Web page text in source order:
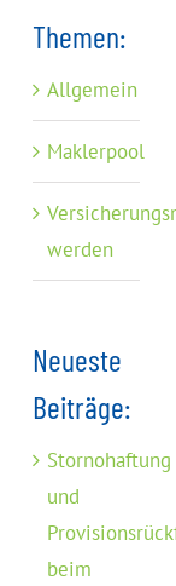
Themen:
Allgemein
Maklerpool
werden
Neueste
Beiträge:
Stornohaftung
und
beim